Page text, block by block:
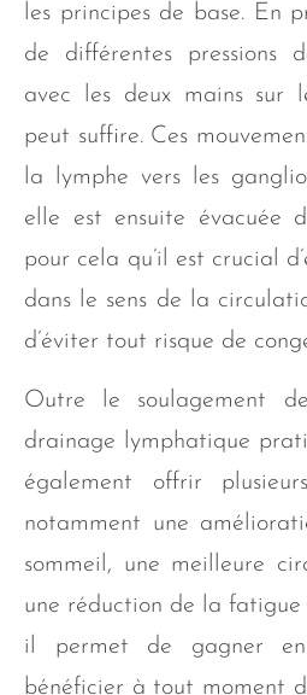
les principes de base. En
de différentes pressions
avec les deux mains sur
peut suffire. Ces
la lymphe vers les
elle est ensuite évacuée
pour cela qu’il est crucial
dans le sens de la
d’éviter tout risque de
Outre le soulagement
drainage lymphatique
également offrir
notamment une
sommeil, une meilleure
une réduction de la fatigue
il permet de gagner
bénéficier à tout moment